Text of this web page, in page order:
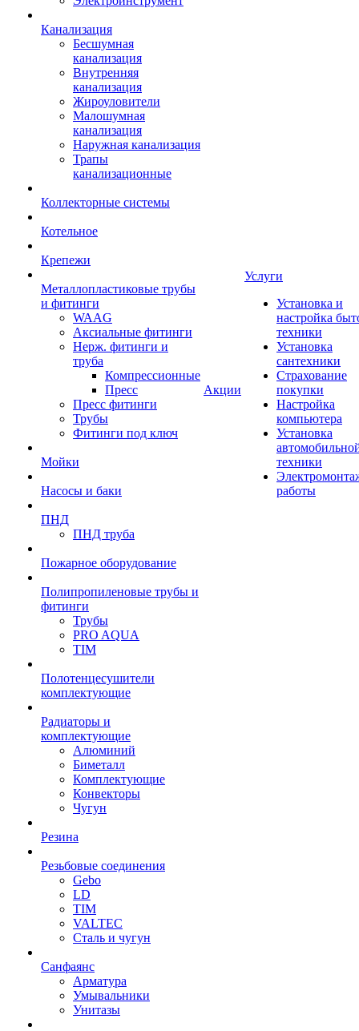
Канализация
Бесшумная
канализация
Внутренняя
канализация
Жироуловители
Малошумная
канализация
Наружная канализация
Трапы
канализационные
Коллекторные системы
Котельное
Крепежи
Металлопластиковые трубы
и фитинги
WAAG
Аксиальные фитинги
Нерж. фитинги и
труба
Компрессионные
Пресс
Пресс фитинги
Трубы
Фитинги под ключ
Мойки
Насосы и баки
ПНД
ПНД труба
Пожарное оборудование
Полипропиленовые трубы и
фитинги
Трубы
PRO AQUA
TIM
Полотенцесушители
комплектующие
Радиаторы и
комплектующие
Алюминий
Биметалл
Комплектующие
Конвекторы
Чугун
Резина
Резьбовые соединения
Gebo
LD
TIM
VALTEC
Сталь и чугун
Санфаянс
Арматура
Умывальники
Унитазы
Акции
Услуги
Установка и
настройка
техники
Установка
сантехники
Страхование
покупки
Настройка
компьютера
Установка
техники
работы